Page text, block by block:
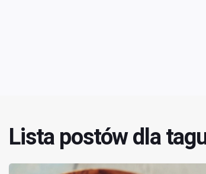
Lista postów dla